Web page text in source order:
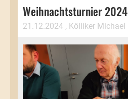
Weihnachtsturnier 2024
21.12.2024 , Kölliker Michael